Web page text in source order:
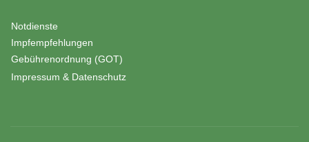
Notdienste
Impfempfehlungen
Gebührenordnung (GOT)
Impressum & Datenschutz